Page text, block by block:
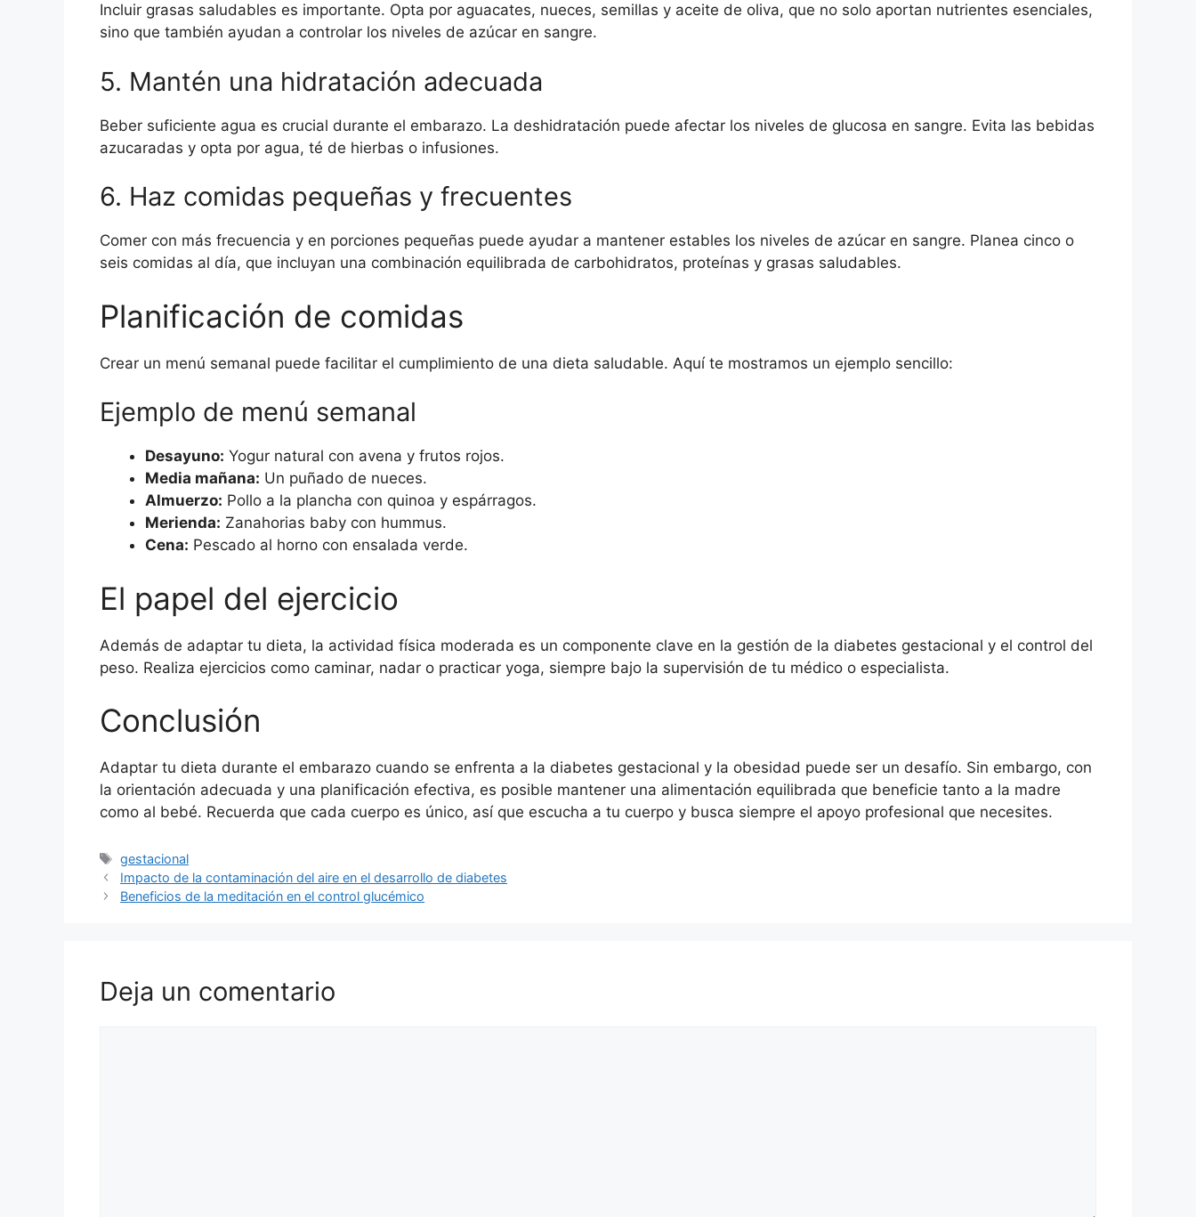
Incluir grasas saludables es importante. Opta por aguacates, nueces, semillas y aceite de oliva, que no solo aportan nutrientes esenciales,
sino que también ayudan a controlar los niveles de azúcar en sangre.
5. Mantén una hidratación adecuada
Beber suficiente agua es crucial durante el embarazo. La deshidratación puede afectar los niveles de glucosa en sangre. Evita las bebidas
azucaradas y opta por agua, té de hierbas o infusiones.
6. Haz comidas pequeñas y frecuentes
Comer con más frecuencia y en porciones pequeñas puede ayudar a mantener estables los niveles de azúcar en sangre. Planea cinco o
seis comidas al día, que incluyan una combinación equilibrada de carbohidratos, proteínas y grasas saludables.
Planificación de comidas
Crear un menú semanal puede facilitar el cumplimiento de una dieta saludable. Aquí te mostramos un ejemplo sencillo:
Ejemplo de menú semanal
Desayuno: Yogur natural con avena y frutos rojos.
Media mañana: Un puñado de nueces.
Almuerzo: Pollo a la plancha con quinoa y espárragos.
Merienda: Zanahorias baby con hummus.
Cena: Pescado al horno con ensalada verde.
El papel del ejercicio
Además de adaptar tu dieta, la actividad física moderada es un componente clave en la gestión de la diabetes gestacional y el control del
peso. Realiza ejercicios como caminar, nadar o practicar yoga, siempre bajo la supervisión de tu médico o especialista.
Conclusión
Adaptar tu dieta durante el embarazo cuando se enfrenta a la diabetes gestacional y la obesidad puede ser un desafío. Sin embargo, con
la orientación adecuada y una planificación efectiva, es posible mantener una alimentación equilibrada que beneficie tanto a la madre
como al bebé. Recuerda que cada cuerpo es único, así que escucha a tu cuerpo y busca siempre el apoyo profesional que necesites.
Etiquetas
gestacional
Impacto de la contaminación del aire en el desarrollo de diabetes
Beneficios de la meditación en el control glucémico
Deja un comentario